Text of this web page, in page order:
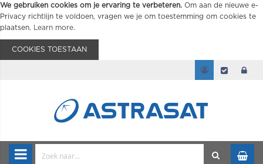
We gebruiken cookies om je ervaring te verbeteren. Om aan de nieuwe e-
Privacy richtlijn te voldoen, vragen we je om toestemming om cookies te
plaatsen.
Learn more.
COOKIES TOESTAAN